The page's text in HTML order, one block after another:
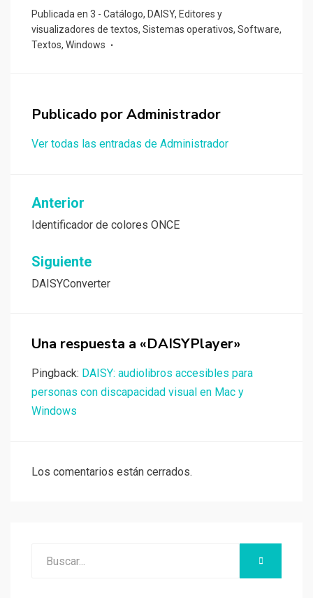
Publicada en 3 - Catálogo, DAISY, Editores y
visualizadores de textos, Sistemas operativos, Software,
Textos, Windows
Publicado porAdministrador
Ver todas las entradas de Administrador
Navegación
de
entradas
Anterior
Identificador de colores ONCE
Siguiente
DAISYConverter
Una respuesta a «DAISYPlayer»
Pingback: DAISY: audiolibros accesibles para
personas con discapacidad visual en Mac y
Windows
Los comentarios están cerrados.
BUSCAR